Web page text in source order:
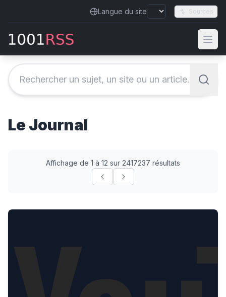
Langue du site Sources
Le Journal
Affichage de 1 à 12 sur 2417237 résultats
Quelles solutions pour préserver la montagne ?